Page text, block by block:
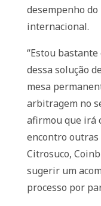
desempenho do
internacional.
“Estou
dessa solução
mesa
arbitragem no
afirmou que irá
encontro outras
Citrosuco,
sugerir um
processo por